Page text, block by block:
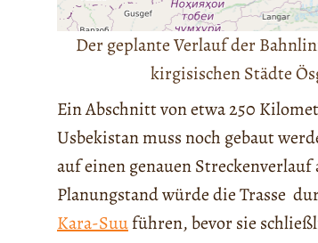
Der geplante Verlauf der
kirgisischen Städte
Ein Abschnitt von etwa 250
Usbekistan muss noch gebaut
auf einen genauen
Planungstand würde die Trasse
Kara-Suuführen, bevor sie